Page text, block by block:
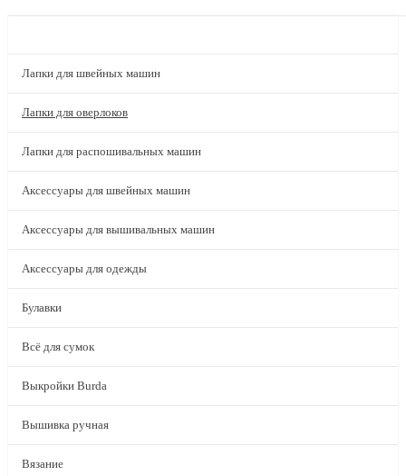
Лапки для швейных машин
Лапки для оверлоков
Лапки для распошивальных машин
Аксессуары для швейных машин
Аксессуары для вышивальных машин
Аксессуары для одежды
Булавки
Всё для сумок
Выкройки Burda
Вышивка ручная
Вязание